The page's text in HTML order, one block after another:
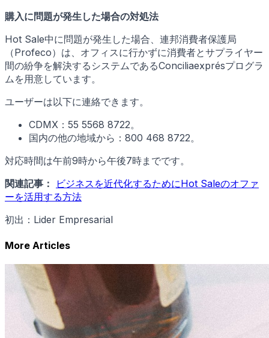
購入に問題が発生した場合の対処法
Hot Sale中に問題が発生した場合、連邦消費者保護局
（Profeco）は、オフィスに行かずに消費者とサプライヤー
間の紛争を解決するシステムであるConciliaexprésプログラ
ムを用意しています。
ユーザーは以下に連絡できます。
CDMX：55 5568 8722。
国内の他の地域から：800 468 8722。
対応時間は午前9時から午後7時までです。
関連記事：
ビジネスを近代化するためにHot Saleのオファ
ーを活用する方法
初出：Lider Empresarial
More Articles